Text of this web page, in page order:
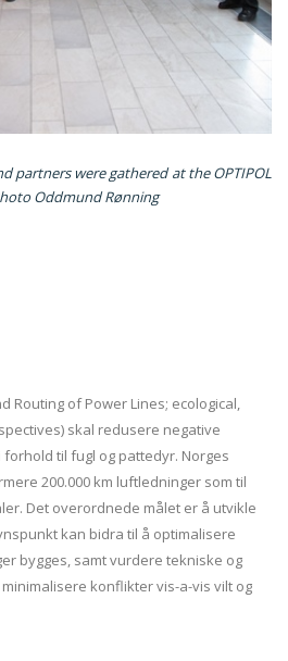
partners were gathered at the OPTIPOL
Oddmund Rønning
Routing of Power Lines; ecological,
skal redusere negative
til fugl og pattedyr. Norges
200.000 km luftledninger som til
Det overordnede målet er å utvikle
kan bidra til å optimalisere
bygges, samt vurdere tekniske og
konflikter vis-a-vis vilt og